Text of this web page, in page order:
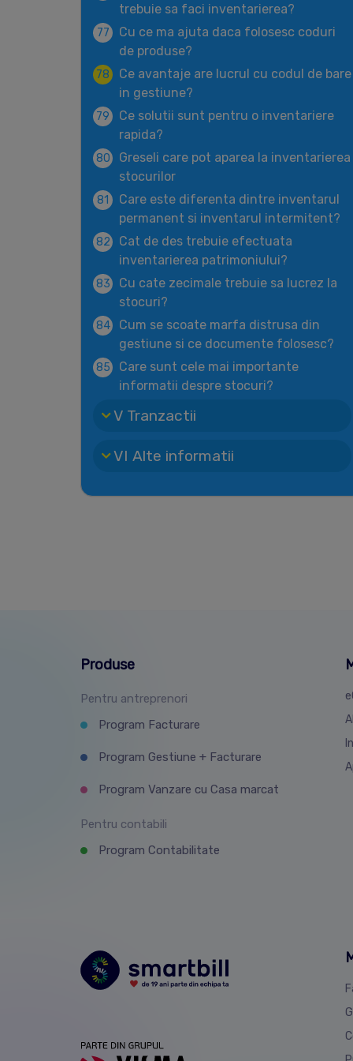
trebuie sa faci inventarierea?
77
Cu ce ma ajuta daca folosesc coduri
de produse?
78
Ce avantaje are lucrul cu codul de bare
in gestiune?
79
Ce solutii sunt pentru o inventariere
rapida?
80
Greseli care pot aparea la inventarierea
stocurilor
81
Care este diferenta dintre inventarul
permanent si inventarul intermitent?
82
Cat de des trebuie efectuata
inventarierea patrimoniului?
83
Cu cate zecimale trebuie sa lucrez la
stocuri?
84
Cum se scoate marfa distrusa din
gestiune si ce documente folosesc?
85
Care sunt cele mai importante
informatii despre stocuri?
V Tranzactii
VI Alte informatii
Produse
Pentru antreprenori
Program Facturare
Program Gestiune + Facturare
Program Vanzare cu Casa marcat
Pentru contabili
Program Contabilitate